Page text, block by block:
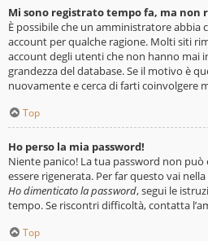
Mi sono registrato tempo fa, ma non
È possibile che un amministratore abbia
account per qualche ragione. Molti siti
account degli utenti che non hanno mai
grandezza del database. Se il motivo è
nuovamente e cerca di farti coinvolgere
Top
Ho perso la mia password!
Niente panico! La tua password non può
essere rigenerata. Per far questo vai
Ho dimenticato la password, segui le
tempo. Se riscontri difficoltà, contatta
Top